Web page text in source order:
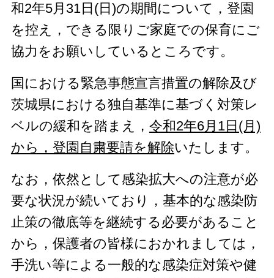
和2年5月31日(日)の期間について，登園
を控え，できる限りご家庭での保育にご
協力をお願いしているところです。
国における緊急事態宣言措置の解除及び
茨城県における独自基準に基づく対策レ
ベルの緩和を踏まえ， 令和2年6月1日(月)
から，登園自粛要請を解除いたします。
なお，依然として感染拡大への注意が必
要な状況が続いており，基本的な感染防
止策の徹底等を継続する必要があること
から，保護者の皆様におかれましては，
手洗い等による一般的な感染症対策や健